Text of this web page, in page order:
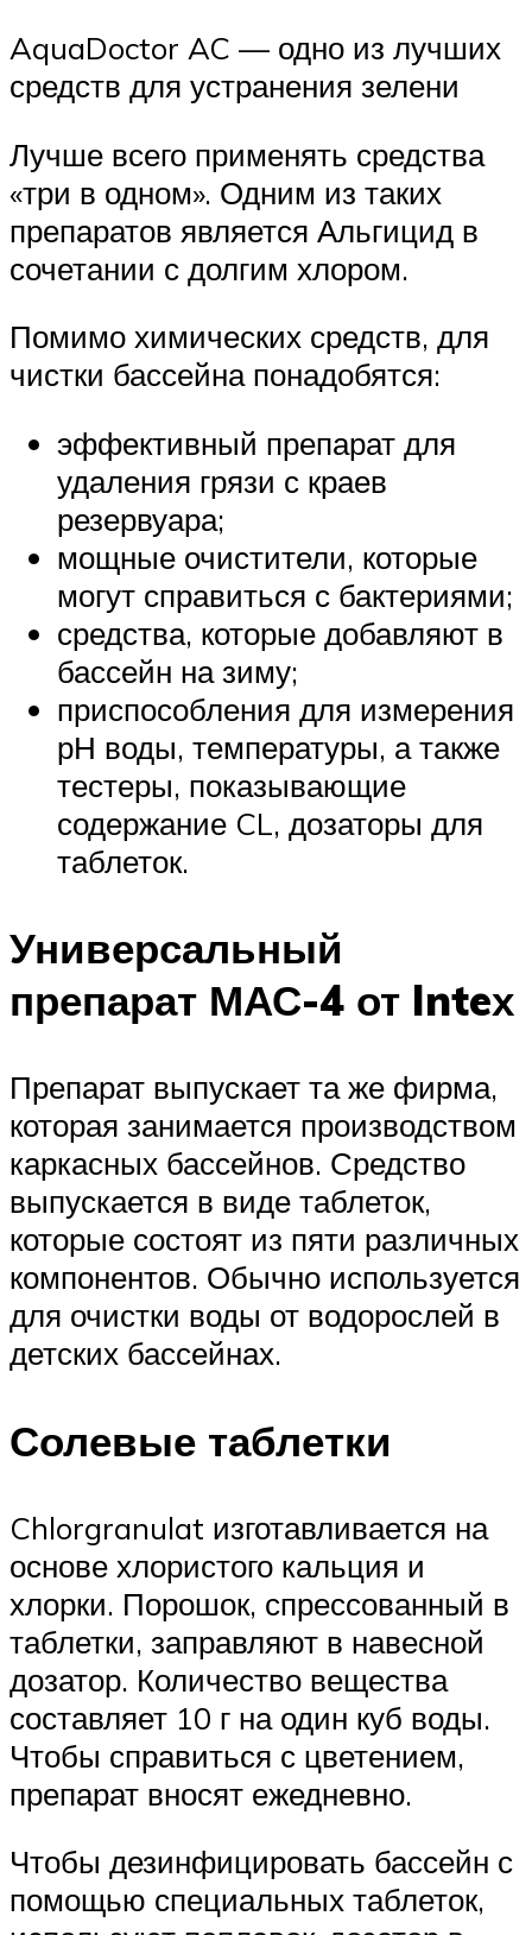
AquaDoctor AC — одно из лучших
средств для устранения зелени
Лучше всего применять средства
«три в одном». Одним из таких
препаратов является Альгицид в
сочетании с долгим хлором.
Помимо химических средств, для
чистки бассейна понадобятся:
эффективный препарат для
удаления грязи с краев
резервуара;
мощные очистители, которые
могут справиться с бактериями;
средства, которые добавляют в
бассейн на зиму;
приспособления для измерения
рН воды, температуры, а также
тестеры, показывающие
содержание CL, дозаторы для
таблеток.
Универсальный
препарат МАС-4 от Inteх
Препарат выпускает та же фирма,
которая занимается производством
каркасных бассейнов. Средство
выпускается в виде таблеток,
которые состоят из пяти различных
компонентов. Обычно используется
для очистки воды от водорослей в
детских бассейнах.
Солевые таблетки
Chlorgranulat изготавливается на
основе хлористого кальция и
хлорки. Порошок, спрессованный в
таблетки, заправляют в навесной
дозатор. Количество вещества
составляет 10 г на один куб воды.
Чтобы справиться с цветением,
препарат вносят ежедневно.
Чтобы дезинфицировать бассейн с
помощью специальных таблеток,